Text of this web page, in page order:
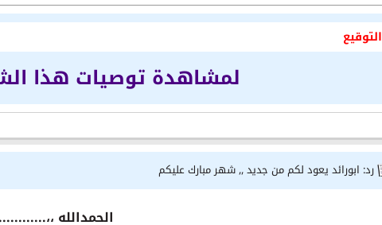
التوقيع
لمشاهدة توصيات هذا
رد: ابورائد يعود لكم من جديد ,, شهر مبارك عليكم
الحمدالله